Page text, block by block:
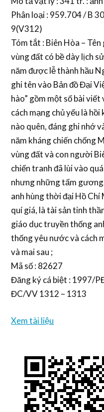
Phân loại : 959.704 / B
9(V312)
Tóm tắt : Biên Hòa –
vùng đất có bề dày lịch
năm được lễ thành hầu
ghi tên vào Bản đồ Đại
hào” gồm một số bài
cách mạng chủ yếu là
nào quên, đáng ghi nhớ
năm kháng chiến chống
vùng đất và con người
chiến tranh đã lùi vào
nhưng những tấm
anh hùng thời đại Hồ
quí giá, là tài sản tinh
giáo dục truyền thống
thống yêu nước và cách
và mai sau ;
Mã số : 82627
Đăng ký cá biệt : 1997/
ĐC/VV 1312 – 1313
Xem tài liệu